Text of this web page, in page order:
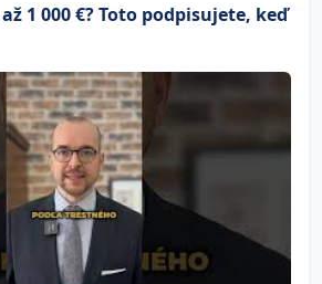
1 000 €? Toto podpisujete, keď